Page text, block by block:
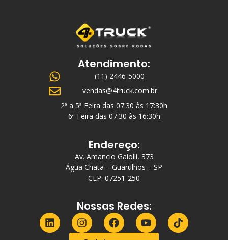
Atendimento:
(11) 2446-5000
vendas@4truck.com.br
2ª a 5ª Feira das 07:30 às 17:30h
6ª Feira das 07:30 às 16:30h
Endereço:
Av. Amancio Gaiolli, 373
Água Chata – Guarulhos – SP
CEP: 07251-250
Nossas Redes: